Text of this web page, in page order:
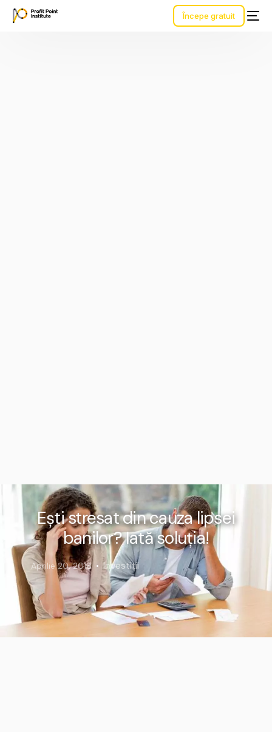
Începe gratuit
Ești stresat din cauza lipsei
banilor? Iată soluția!
Aprilie 20, 2018 Investiții